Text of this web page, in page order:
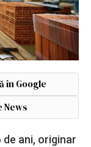
în Google
News
ani, originar